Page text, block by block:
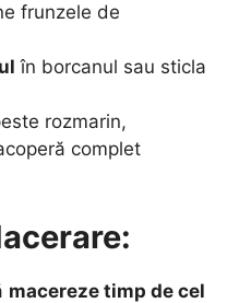
frunzele de
în borcanul sau sticla
rozmarin,
complet
macereze timp de cel